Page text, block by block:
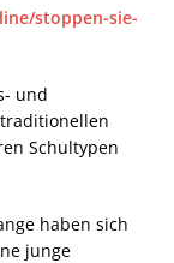
stoppen-sie-
und
Schultypen
haben sich
junge